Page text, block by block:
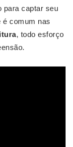
para captar seu
é comum nas
, todo esforço